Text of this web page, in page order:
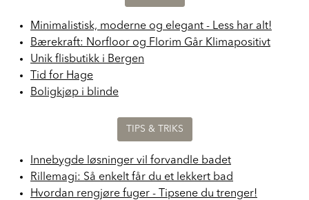
Minimalistisk, moderne og elegant - Less har alt!
Bærekraft: Norfloor og Florim Går Klimapositivt
Unik flisbutikk i Bergen
Tid for Hage
Boligkjøp i blinde
TIPS & TRIKS
Innebygde løsninger vil forvandle badet
Rillemagi: Så enkelt får du et lekkert bad
Hvordan rengjøre fuger - Tipsene du trenger!